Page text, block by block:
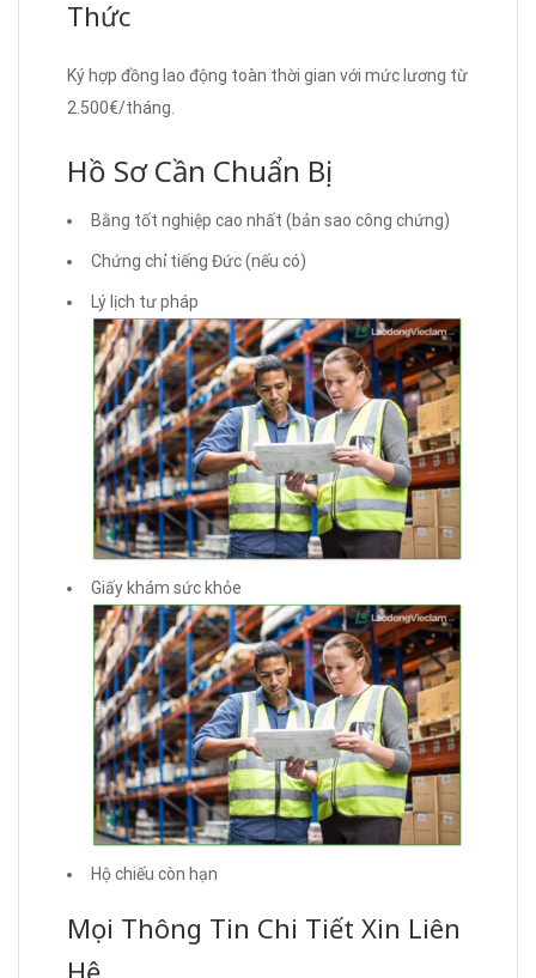
Thức
Ký hợp đồng lao động toàn thời gian với mức lương từ
2.500€/tháng.
Hồ Sơ Cần Chuẩn Bị
Bằng tốt nghiệp cao nhất (bản sao công chứng)
Chứng chỉ tiếng Đức (nếu có)
Lý lịch tư pháp
Giấy khám sức khỏe
Hộ chiếu còn hạn
Mọi Thông Tin Chi Tiết Xin Liên
Hệ